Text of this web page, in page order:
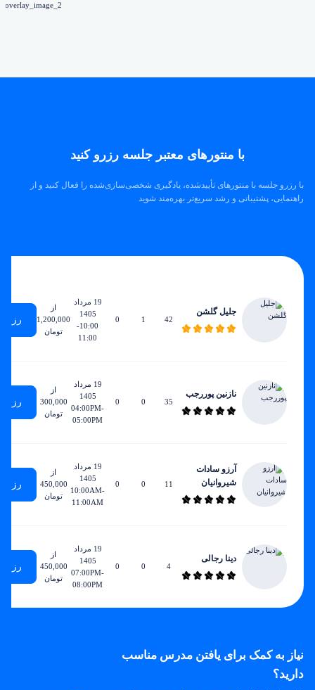
با منتورهای معتبر جلسه رزرو کنید
با رزرو جلسه با منتورهای تأییدشده، یادگیری شخصی‌سازی‌شده را فعال کنید و از
راهنمایی، پشتیبانی و رشد سریع‌تر بهره‌مند شوید
جلیل گلشن
42
1
0
19 مرداد
1405
10:00-
11:00
از
1,200,000
تومان
رزرو
نازنین پوررجب
35
0
0
19 مرداد
1405
04:00PM-
05:00PM
از
300,000
تومان
رزرو
آرزو سادات
شیروانیان
11
0
0
19 مرداد
1405
10:00AM-
11:00AM
از
450,000
تومان
رزرو
دینا رجالی
4
0
0
19 مرداد
1405
07:00PM-
08:00PM
از
450,000
تومان
رزرو
نیاز به کمک برای یافتن مدرس مناسب
دارید؟